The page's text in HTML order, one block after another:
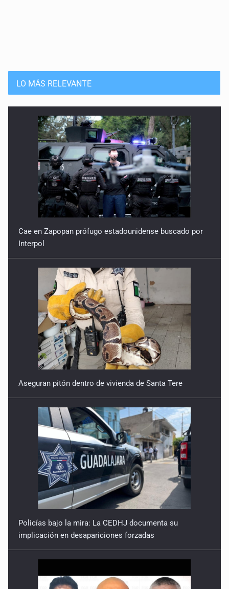
LO MÁS RELEVANTE
Cae en Zapopan prófugo estadounidense buscado por
Interpol
Aseguran pitón dentro de vivienda de Santa Tere
Policías bajo la mira: La CEDHJ documenta su
implicación en desapariciones forzadas